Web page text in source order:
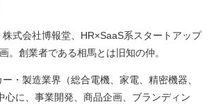
式会社博報堂、HR×SaaS系スタートアップ
。創業者である相馬とは旧知の仲。
・製造業界（総合電機、家電、精密機器、
心に、事業開発、商品企画、ブランディン